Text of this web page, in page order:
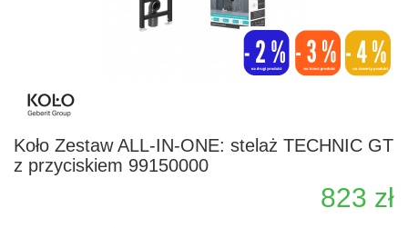
Koło Zestaw ALL-IN-ONE: stelaż TECHNIC GT
z przyciskiem 99150000
823 zł